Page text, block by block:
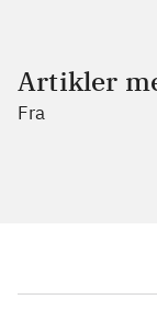
Artikler
Fra